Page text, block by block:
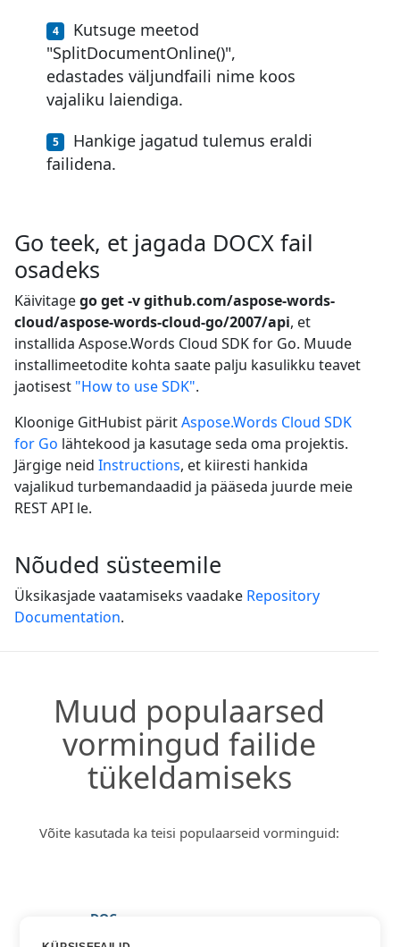
Kutsuge meetod
"SplitDocumentOnline()",
edastades väljundfaili nime koos
vajaliku laiendiga.
Hankige jagatud tulemus eraldi
failidena.
Go teek, et jagada DOCX fail
osadeks
Käivitagego get -v github.com/aspose-words-
cloud/aspose-words-cloud-go/2007/api, et
installida Aspose.Words Cloud SDK for Go. Muude
installimeetodite kohta saate palju kasulikku teavet
jaotisest "How to use SDK".
Kloonige GitHubist päritAspose.Words Cloud SDK
for Go lähtekood ja kasutage seda oma projektis.
Järgige neid Instructions, et kiiresti hankida
vajalikud turbemandaadid ja pääseda juurde meie
REST API le.
Nõuded süsteemile
Üksikasjade vaatamiseks vaadake Repository
Documentation.
Muud populaarsed
vormingud failide
tükeldamiseks
Võite kasutada ka teisi populaarseid vorminguid:
DOC